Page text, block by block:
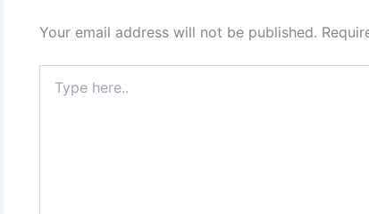
Your email address will not be published.
here..